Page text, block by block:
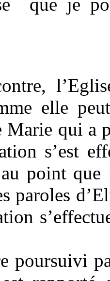
elle
Marie qui a
s’est
point que
paroles
poursuivi